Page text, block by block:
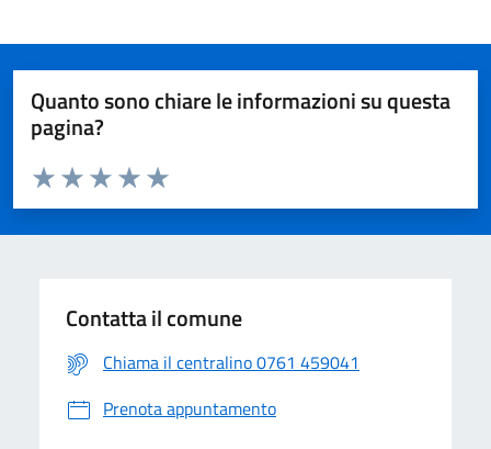
Quanto sono chiare le informazioni su questa
pagina?
Valuta da 1 a 5 stelle la pagina
Valuta 4 stelle su 5
Valuta 3 stelle su 5
Valuta 2 stelle su 5
Valuta 1 stelle su 5
Contatta il comune
Chiama il centralino 0761 459041
Prenota appuntamento